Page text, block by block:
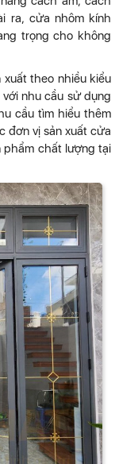
ra, cửa nhôm kính
trọng cho không
theo nhiều kiểu
nhu cầu sử dụng
cầu tìm hiểu thêm
đơn vị sản xuất cửa
phẩm chất lượng tại